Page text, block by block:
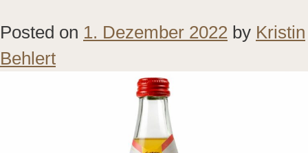
Posted on 1. Dezember 2022 by Kristin
Behlert